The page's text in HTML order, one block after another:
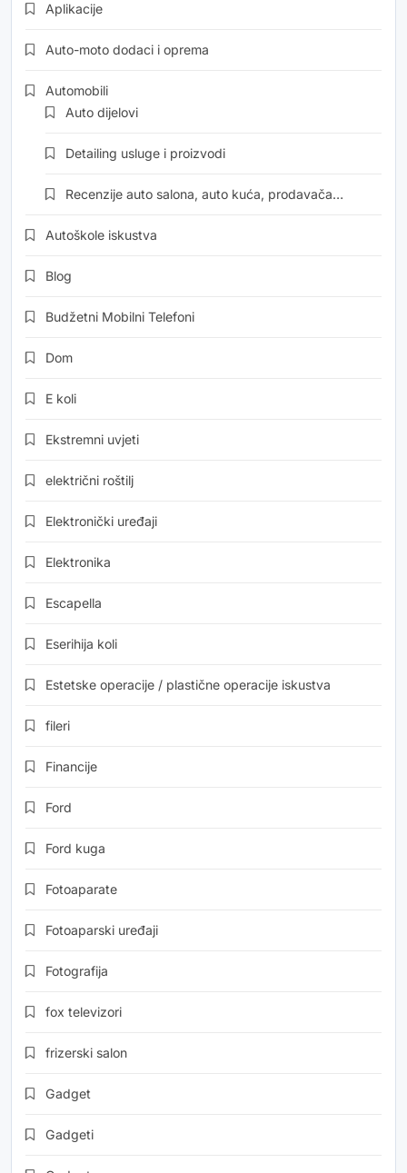
Aplikacije
Auto-moto dodaci i oprema
Automobili
Auto dijelovi
Detailing usluge i proizvodi
Recenzije auto salona, auto kuća, prodavača…
Autoškole iskustva
Blog
Budžetni Mobilni Telefoni
Dom
E koli
Ekstremni uvjeti
električni roštilj
Elektronički uređaji
Elektronika
Escapella
Eserihija koli
Estetske operacije / plastične operacije iskustva
fileri
Financije
Ford
Ford kuga
Fotoaparate
Fotoaparski uređaji
Fotografija
fox televizori
frizerski salon
Gadget
Gadgeti